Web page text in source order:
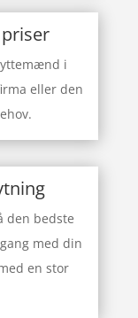
i
eller den
den bedste
med din
en stor